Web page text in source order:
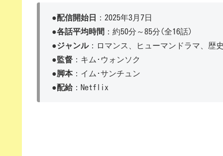
●配信開始日
：2025年3月7日
●各話平均時間 ：約50分～85分(全16話)
●ジャンル：ロマンス、ヒューマンドラマ、歴
●監督 ：キム･ウォンソク
●脚本：イム･サンチュン
●配給：Netflix